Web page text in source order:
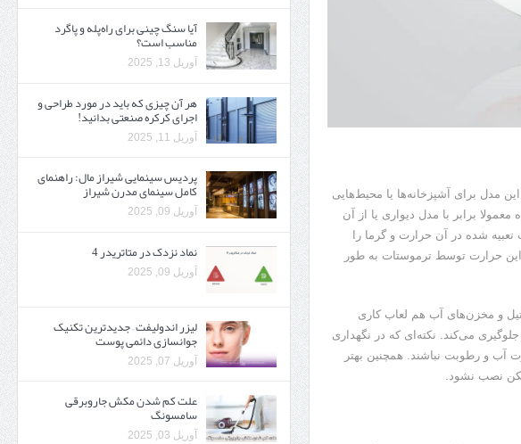
مدل برای آشپزخانه‌ها یا محیط‌هایی
برابر با مدل دیواری یا از آن
شده در آن حرارت و گرما را
80 درجه سانتیگراد است و این حرارت توسط ترموستات به طور
و مخزن‌های آب هم لعاب کاری
می‌کند. نکته‌ای که در نگهداری
آب و رطوبت نباشند. همچنین بهتر
نصب نشود.
آیا سنگ چینی برای راه‌پله و پاگرد
مناسب است؟
آوریل 13, 2025
هر آن چیزی که باید در مورد طراحی و
اجرای کرکره صنعتی بدانید!
آوریل 11, 2025
پردیس سینمایی شیراز مال: راهنمای
کامل سینمای مدرن شیراز
آوریل 09, 2025
نماد نزدک در متاتریدر 4
آوریل 09, 2025
لیزر اندولیفت – جدیدترین تکنیک
جوانسازی دائمی پوست
آوریل 07, 2025
علت کم شدن مکش جاروبرقی
سامسونگ
آوریل 03, 2025